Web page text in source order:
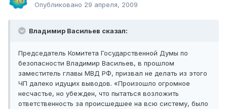
Опубликовано 29 апреля, 2009
Владимир Васильев сказал:
Председатель Комитета Государственной Думы по
безопасности Владимир Васильев, в прошлом
заместитель главы МВД РФ, призвал не делать из этого
ЧП далеко идущих выводов. «Произошло огромное
несчастье, но убежден, что пытаться возложить
ответственность за происшедшее на всю систему, было